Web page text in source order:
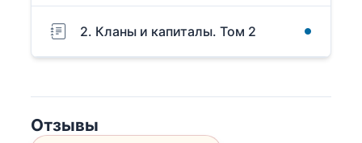
2. Кланы и капиталы. Том 2
Отзывы